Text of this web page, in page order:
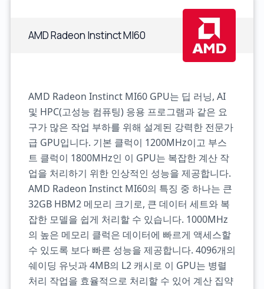
AMD Radeon Instinct MI60
AMD Radeon Instinct MI60 GPU는 딥 러닝, AI
및 HPC(고성능 컴퓨팅) 응용 프로그램과 같은 요
구가 많은 작업 부하를 위해 설계된 강력한 전문가
급 GPU입니다. 기본 클럭이 1200MHz이고 부스
트 클럭이 1800MHz인 이 GPU는 복잡한 계산 작
업을 처리하기 위한 인상적인 성능을 제공합니다.
AMD Radeon Instinct MI60의 특징 중 하나는 큰
32GB HBM2 메모리 크기로, 큰 데이터 세트와 복
잡한 모델을 쉽게 처리할 수 있습니다. 1000MHz
의 높은 메모리 클럭은 데이터에 빠르게 액세스할
수 있도록 보다 빠른 성능을 제공합니다. 4096개의
쉐이딩 유닛과 4MB의 L2 캐시로 이 GPU는 병렬
처리 작업을 효율적으로 처리할 수 있어 계산 집약